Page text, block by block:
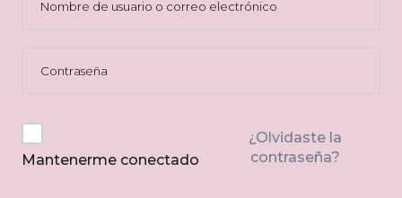
Mantenerme conectado
¿Olvidaste la
contraseña?